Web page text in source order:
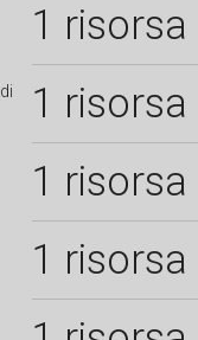
1 risorsa
di 1 risorsa
1 risorsa
1 risorsa